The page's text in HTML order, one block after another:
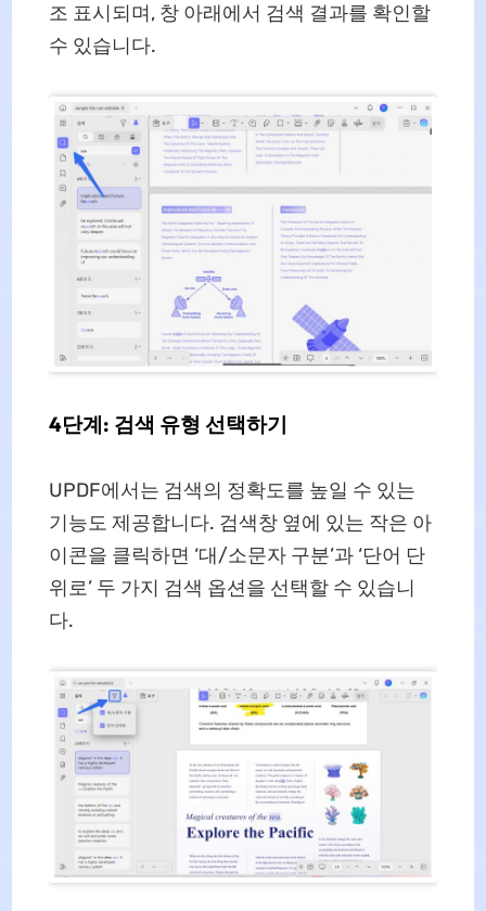
조 표시되며, 창 아래에서 검색 결과를 확인할
수 있습니다.
4단계: 검색 유형 선택하기
UPDF에서는 검색의 정확도를 높일 수 있는
기능도 제공합니다. 검색창 옆에 있는 작은 아
이콘을 클릭하면 ‘대/소문자 구분’과 ‘단어 단
위로’ 두 가지 검색 옵션을 선택할 수 있습니
다.